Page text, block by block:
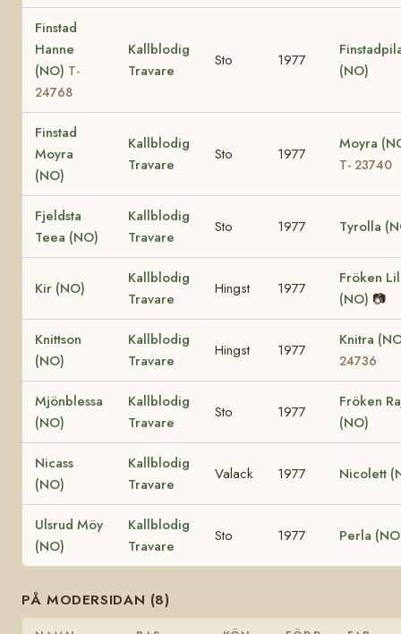
Finstad
Hanne
(NO) T-
24768
Kallblodig
Travare
Sto 1977
(NO)
Finstad
Moyra
(NO)
Kallblodig
Travare
Sto 1977
Moyra
T- 23740
Fjeldsta
Teea (NO)
Kallblodig
Travare
Sto 1977 Tyrolla
Kir (NO)
Kallblodig
Travare
Hingst 1977
Fröken
(NO) 📷
Knittson
(NO)
Kallblodig
Travare
Hingst 1977
Knitra
24736
Mjönblessa
(NO)
Kallblodig
Travare
Sto 1977
Fröken
(NO)
Nicass
(NO)
Kallblodig
Travare
Valack 1977 Nicolett
Ulsrud Möy
(NO)
Kallblodig
Travare
Sto 1977 Perla
PÅ MODERSIDAN (8)